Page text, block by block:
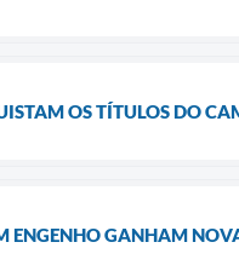
OS TÍTULOS DO
ENGENHO GANHAM